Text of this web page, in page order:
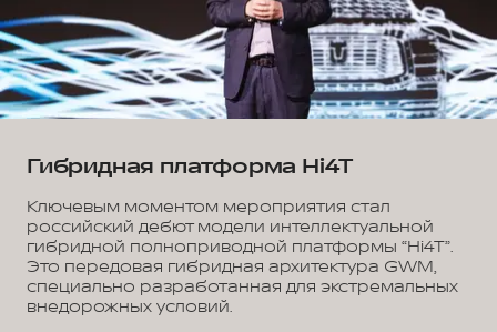
Гибридная платформа Hi4T
Ключевым моментом мероприятия стал
российский дебют модели интеллектуальной
гибридной полноприводной платформы “Hi4T”.
Это передовая гибридная архитектура GWM,
специально разработанная для экстремальных
внедорожных условий.